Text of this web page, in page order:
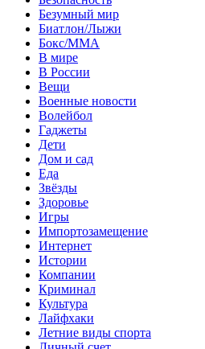
Безумный мир
Биатлон/Лыжи
Бокс/MMA
В мире
В России
Вещи
Военные новости
Волейбол
Гаджеты
Дети
Дом и сад
Еда
Звёзды
Здоровье
Игры
Импортозамещение
Интернет
Истории
Компании
Криминал
Культура
Лайфхаки
Летние виды спорта